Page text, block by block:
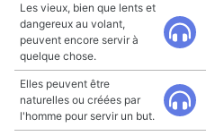
Les vieux, bien que lents et
dangereux au volant,
peuvent encore servir à
quelque chose.
Elles peuvent être
naturelles ou créées par
l'homme pour servir un but.